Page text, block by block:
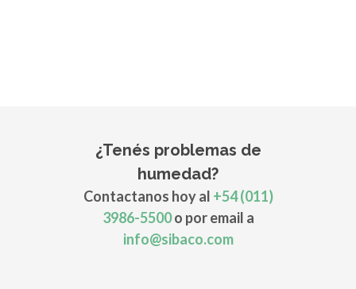
¿Tenés problemas de
humedad?
Contactanos hoy al +54 (011)
3986-5500o por email a
info@sibaco.com